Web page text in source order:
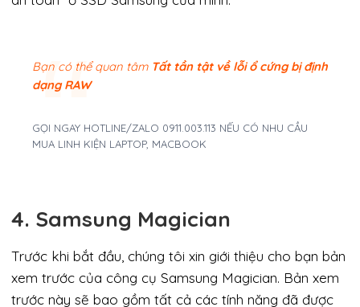
Bạn có thể quan tâm Tất tần tật về lỗi ổ cứng bị định
dạng RAW
GỌI NGAY HOTLINE/ZALO 0911.003.113 NẾU CÓ NHU CẦU
MUA LINH KIỆN LAPTOP, MACBOOK
4. Samsung Magician
Trước khi bắt đầu, chúng tôi xin giới thiệu cho bạn bản
xem trước của công cụ Samsung Magician. Bản xem
trước này sẽ bao gồm tất cả các tính năng đã được